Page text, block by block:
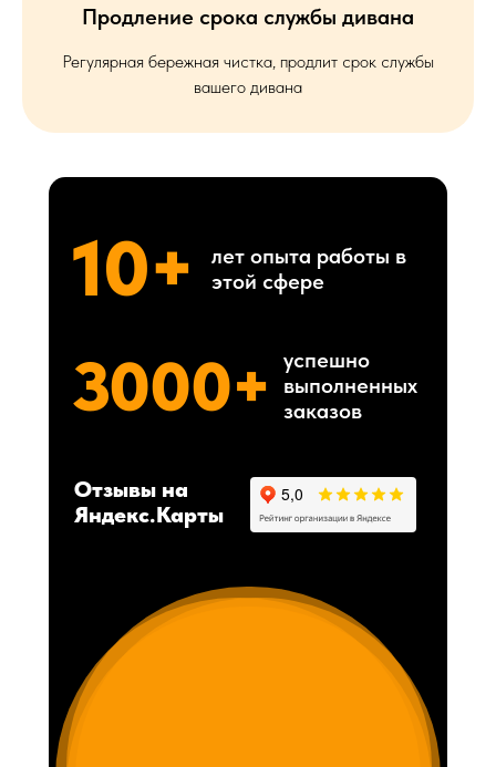
Продление срока службы дивана
Регулярная бережная чистка, продлит срок службы
вашего дивана
10+
лет опыта работы в
этой сфере
3000+
успешно
выполненных
заказов
Отзывы на
Яндекс.Карты